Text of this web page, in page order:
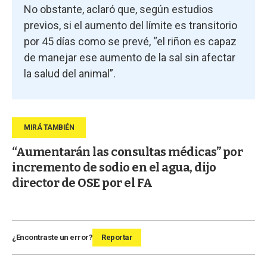
No obstante, aclaró que, según estudios
previos, si el aumento del límite es transitorio
por 45 días como se prevé, “el riñon es capaz
de manejar ese aumento de la sal sin afectar
la salud del animal”.
“Aumentarán las consultas médicas” por
incremento de sodio en el agua, dijo
director de OSE por el FA
¿Encontraste un error? Reportar